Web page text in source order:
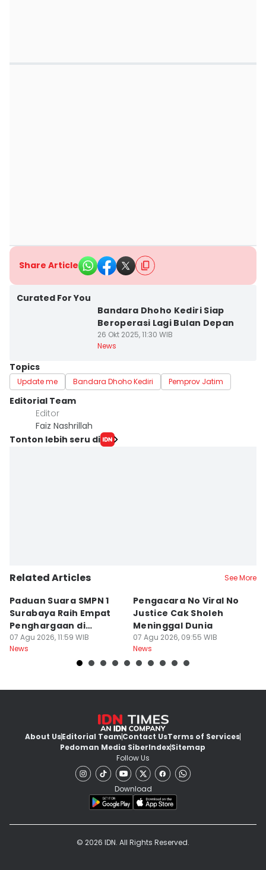
Share Article
Curated For You
Bandara Dhoho Kediri Siap
Beroperasi Lagi Bulan Depan
26 Okt 2025, 11:30 WIB
News
Topics
Update me Bandara Dhoho Kediri Pemprov Jatim
Editorial Team
Editor
Faiz Nashrillah
Tonton lebih seru di
Related Articles See More
Paduan Suara SMPN 1
Surabaya Raih Empat
Penghargaan di
Thailand
07 Agu 2026, 11:59 WIB
News
Pengacara No Viral No
Justice Cak Sholeh
Meninggal Dunia
07 Agu 2026, 09:55 WIB
News
About UsEditorial TeamContact UsTerms of Services
Pedoman Media SiberIndexSitemap
Follow Us
Download
© 2026 IDN. All Rights Reserved.